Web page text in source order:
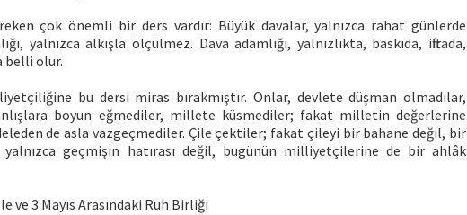
çok önemli bir ders vardır: Büyük davalar, yalnızca rahat günlerde
yalnızca alkışla ölçülmez. Dava adamlığı, yalnızlıkta, baskıda, iftirada,
belli olur.
bu dersi miras bırakmıştır. Onlar, devlete düşman olmadılar,
boyun eğmediler, millete küsmediler; fakat milletin değerlerine
de asla vazgeçmediler. Çile çektiler; fakat çileyi bir bahane değil, bir
geçmişin hatırası değil, bugünün milliyetçilerine de bir ahlâk
ve 3 Mayıs Arasındaki Ruh Birliği